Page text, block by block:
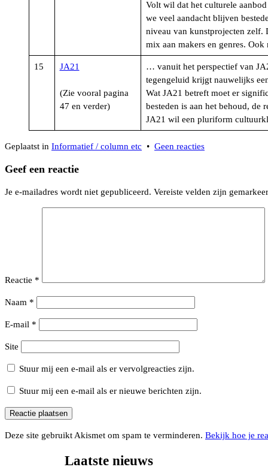
Volt wil dat het culturele
we veel aandacht blijven
niveau van kunstprojecten zelf.
mix aan makers en genres.
15 JA21
(Zie vooral pagina
47 en verder)
… vanuit het perspectief van
tegengeluid krijgt nauwelijks
Wat JA21 betreft moet er
besteden is aan het behoud, de
JA21 wil een pluriform
Geplaatst in Informatief / column etc • Geen reactiesop
Geef een reactie
Je e-mailadres wordt niet gepubliceerd. Vereiste velden zijn
Reactie *
Naam *
E-mail *
Site
Stuur mij een e-mail als er vervolgreacties zijn.
Stuur mij een e-mail als er nieuwe berichten zijn.
Deze site gebruikt Akismet om spam te verminderen. Bekijk hoe je
Laatste nieuws